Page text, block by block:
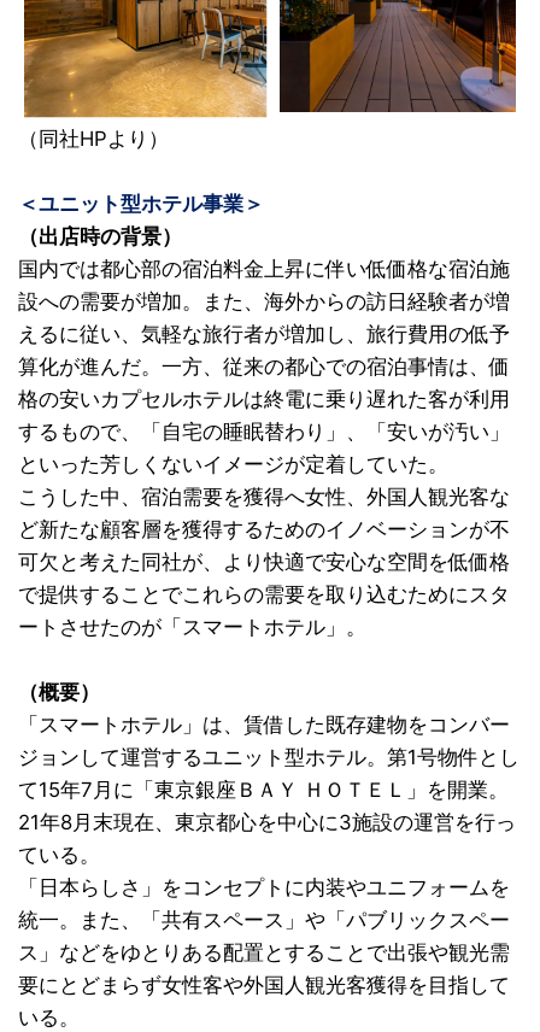
（同社HPより）
＜ユニット型ホテル事業＞
（出店時の背景）
国内では都心部の宿泊料金上昇に伴い低価格な宿泊施
設への需要が増加。また、海外からの訪日経験者が増
えるに従い、気軽な旅行者が増加し、旅行費用の低予
算化が進んだ。一方、従来の都心での宿泊事情は、価
格の安いカプセルホテルは終電に乗り遅れた客が利用
するもので、「自宅の睡眠替わり」、「安いが汚い」
といった芳しくないイメージが定着していた。
こうした中、宿泊需要を獲得へ女性、外国人観光客な
ど新たな顧客層を獲得するためのイノベーションが不
可欠と考えた同社が、より快適で安心な空間を低価格
で提供することでこれらの需要を取り込むためにスタ
ートさせたのが「スマートホテル」。
（概要）
「スマートホテル」は、賃借した既存建物をコンバー
ジョンして運営するユニット型ホテル。第1号物件とし
て15年7月に「東京銀座ＢＡＹ ＨＯＴＥＬ」を開業。
21年8月末現在、東京都心を中心に3施設の運営を行っ
ている。
「日本らしさ」をコンセプトに内装やユニフォームを
統一。また、「共有スペース」や「パブリックスペー
ス」などをゆとりある配置とすることで出張や観光需
要にとどまらず女性客や外国人観光客獲得を目指して
いる。